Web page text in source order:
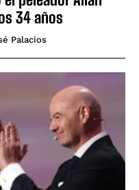
34 años
Palacios